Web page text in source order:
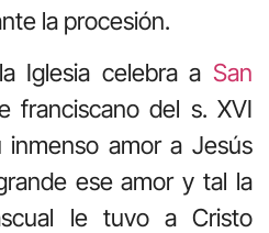
la procesión.
Iglesia celebra a San
franciscano del s. XVI
amor a Jesús
ese amor y tal la
le tuvo a Cristo